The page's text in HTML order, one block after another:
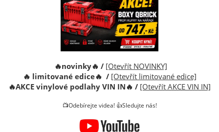
Organizér nářadí Qbrick System ONE Organizer M Plus
2.0 RED je pro organizovaní nářadí, šroubů nebo
spojovacího materiálu.
🔥novinky🔥 / [Otevřít NOVINKY]
🔥 limitované edice🔥 / [Otevřít limitované edice]
🔥AKCE vinylové podlahy VIN IN🔥 / [Otevřít AKCE VIN IN]
📺Odebírejte videa! 👍Sledujte nás!